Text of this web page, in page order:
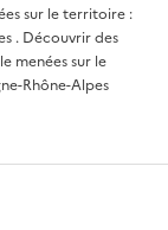
sur le territoire :
. Découvrir des
menées sur le
Rhône-Alpes